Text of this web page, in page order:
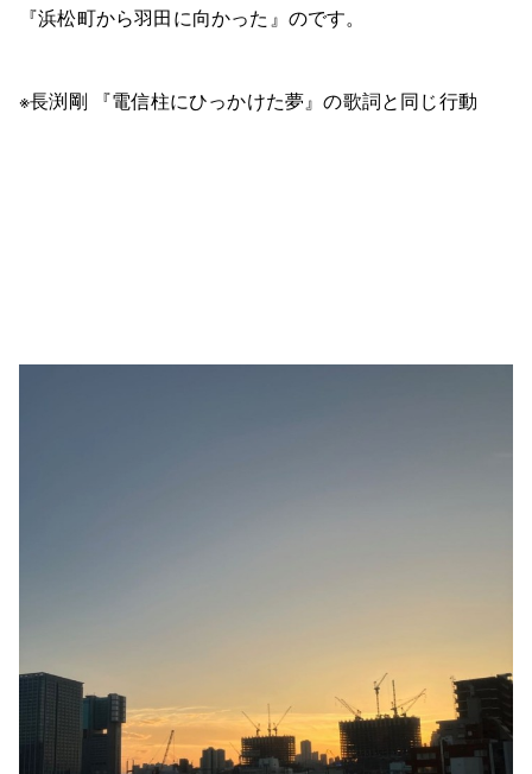
『浜松町から羽田に向かった』のです。
※長渕剛 『電信柱にひっかけた夢』の歌詞と同じ行動